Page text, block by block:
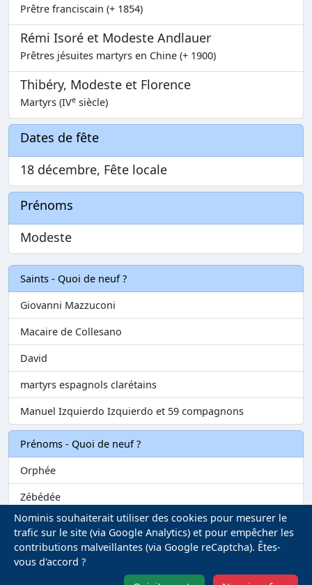
Prêtre franciscain (+ 1854)
Rémi Isoré et Modeste Andlauer
Prêtres jésuites martyrs en Chine (+ 1900)
Thibéry, Modeste et Florence
Martyrs (IVe siècle)
Dates de fête
18 décembre, Fête locale
Prénoms
Modeste
Saints - Quoi de neuf ?
Giovanni Mazzuconi
Macaire de Collesano
David
martyrs espagnols clarétains
Manuel Izquierdo Izquierdo et 59 compagnons
Prénoms - Quoi de neuf ?
Orphée
Zébédée
Melvil
Matilin
Nominis souhaiterait utiliser des cookies pour mesurer le
trafic sur le site (via Google Analytics) et pour empêcher les
contributions malveillantes (via Google reCaptcha). Êtes-
vous d'accord ?